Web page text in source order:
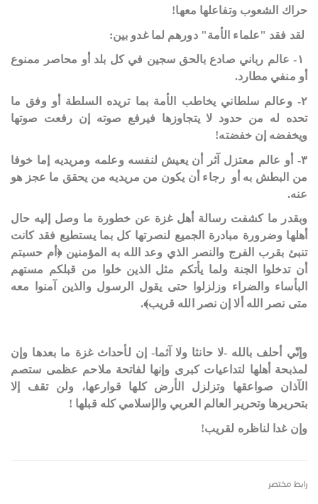
حراك الشعوب وتفاعلها معها!
‏ لقد فقد "علماء الأمة" دورهم لما غدو بين:
‏ ١- عالم رباني صادع بالحق سجين في كل بلد أو محاصر ممنوع
أو منفي مطارد.
‏٢- وعالم سلطاني يخاطب الأمة بما تريده السلطة أو وفق ما
تحده له من حدود لا يتجاوزها فيرفع صوته إن رفعت صوتها
ويخفضه إن خفضته!
‏٣- أو عالم معتزل آثر أن يعيش لنفسه وعلمه ومريديه إما خوفا
من البطش به أو رجاء أن يكون من مريديه من يحقق ما عجز هو
عنه.
‏وبقدر ما كشفت رسالة أهل غزة عن خطورة ما وصل إليه حال
أهلها وضرورة مبادرة الجميع لنصرتها كل بما يستطيع فقد كانت
تنبئ بقرب الفرج والنصر الذي وعد الله به المؤمنين ﴿أم حسبتم
أن تدخلوا الجنة ولما يأتكم مثل الذين خلوا من قبلكم مستهم
البأساء والضراء وزلزلوا حتى يقول الرسول والذين آمنوا معه
متى نصر الله ألا إن نصر الله قريب﴾.
‏وإنّي أحلف بالله -لا حانثا ولا آثما- إن لأحداث غزة ما بعدها وإن
لمذبحة أهلها لتداعيات كبرى وإنها لفاتحة ملاحم عظمى ستصم
الآذان صواعقها وتزلزل الأرض كلها قوارعها، ولن تقف إلا
بتحريرها وتحرير العالم العربي والإسلامي كله قبلها !
‏وإن غدا لناظره لقريب!
رابط مختصر